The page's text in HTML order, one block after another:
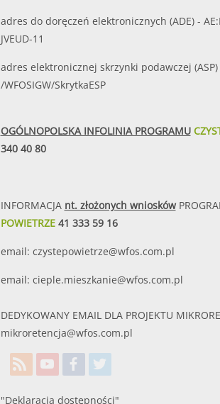
adres do doręczeń elektronicznych (ADE) -
JVEUD-11
adres elektronicznej skrzynki podawczej (ASP)
/WFOSIGW/SkrytkaESP
OGÓLNOPOLSKA INFOLINIA PROGRAMU
340 40 80
INFORMACJA nt. złożonych wniosków
POWIETRZE41 333 59 16
email: czystepowietrze@wfos.com.pl
email: cieple.mieszkanie@wfos.com.pl
DEDYKOWANY EMAIL DLA PROJEKTU
mikroretencja@wfos.com.pl
"Deklaracja dostępności"